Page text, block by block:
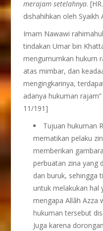
merajam setelahnya.
dishahihkan oleh Syaikh
Imam Nawawi
tindakan Umar bin
mengumumkan hukum
atas mimbar, dan
mengingkarinya,
adanya hukuman
11/191]
Tujuan hukuman
mematikan pelaku
memberikan
perbuatan zina yang
dan buruk, sehingga
untuk melakukan hal
mengapa Allâh Azza
hukuman tersebut
Juga karena